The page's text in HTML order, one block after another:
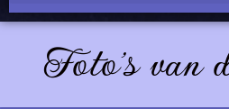
Foto's van